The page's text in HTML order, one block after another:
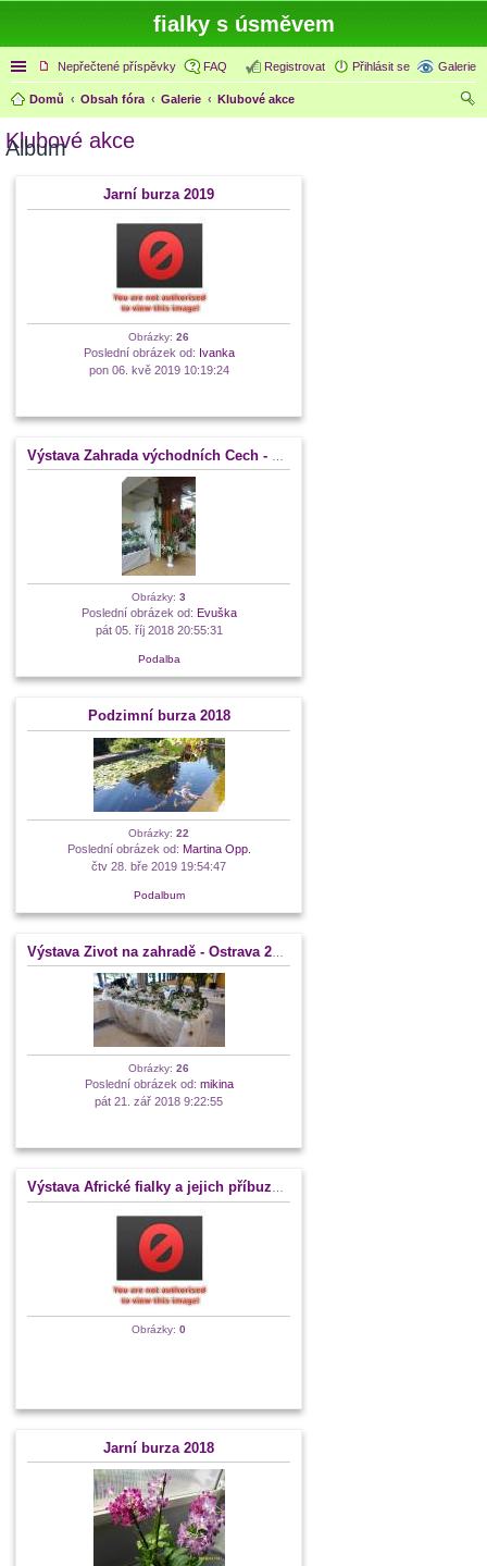
fialky s úsměvem
Rychlé odkazy
Nepřečtené příspěvky Galerie
FAQ Přihlásit se
Registrovat
Domů Obsah fóra Galerie
Klubové akce
Klubové akce
Album
Jarní burza 2019
Obrázky: 26
Poslední obrázek od: Ivanka
pon 06. kvě 2019 10:19:24
Výstava Zahrada východních Čech - Častolovice 2018
Obrázky: 3
Poslední obrázek od: Evuška
pát 05. říj 2018 20:55:31
Podalba
Podzimní burza 2018
Obrázky: 22
Poslední obrázek od: Martina Opp.
čtv 28. bře 2019 19:54:47
Podalbum
Výstava Život na zahradě - Ostrava 2018
Obrázky: 26
Poslední obrázek od: mikina
pát 21. zář 2018 9:22:55
Výstava Africké fialky a jejich příbuzní - Fata Morgana 2018
Obrázky: 0
Jarní burza 2018